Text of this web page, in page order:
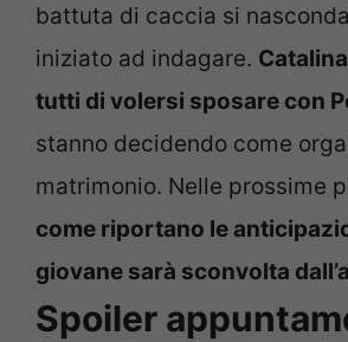
battuta di caccia si
iniziato ad indagare.
tutti di volersi sposare con
stanno decidendo come
matrimonio. Nelle prossime
come riportano le
giovane sarà sconvolta
Spoiler